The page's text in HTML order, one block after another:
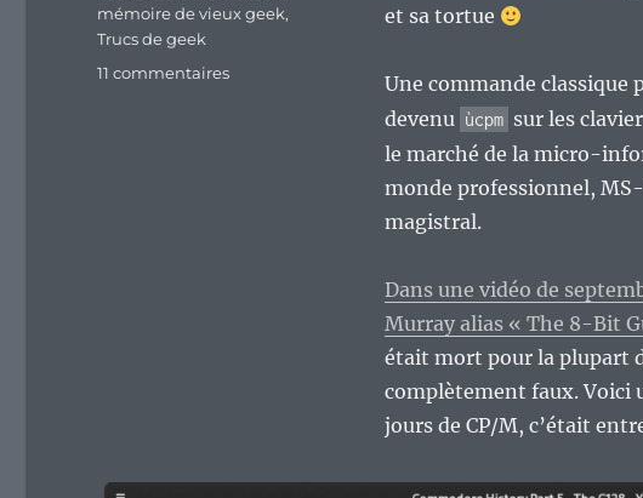
et sa tortue
Une commande classique
devenu ùcpm sur les
le marché de la micro-
monde professionnel,
magistral.
Dans une vidéo de
Murray alias « The 8-Bit
était mort pour la plupart
complètement faux. Voici
jours de CP/M, c’était
mémoire de vieux geek,
Trucs de geek
11 commentairessur